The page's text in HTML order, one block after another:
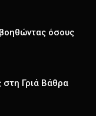
όσους
στη Γριά Βάθρα